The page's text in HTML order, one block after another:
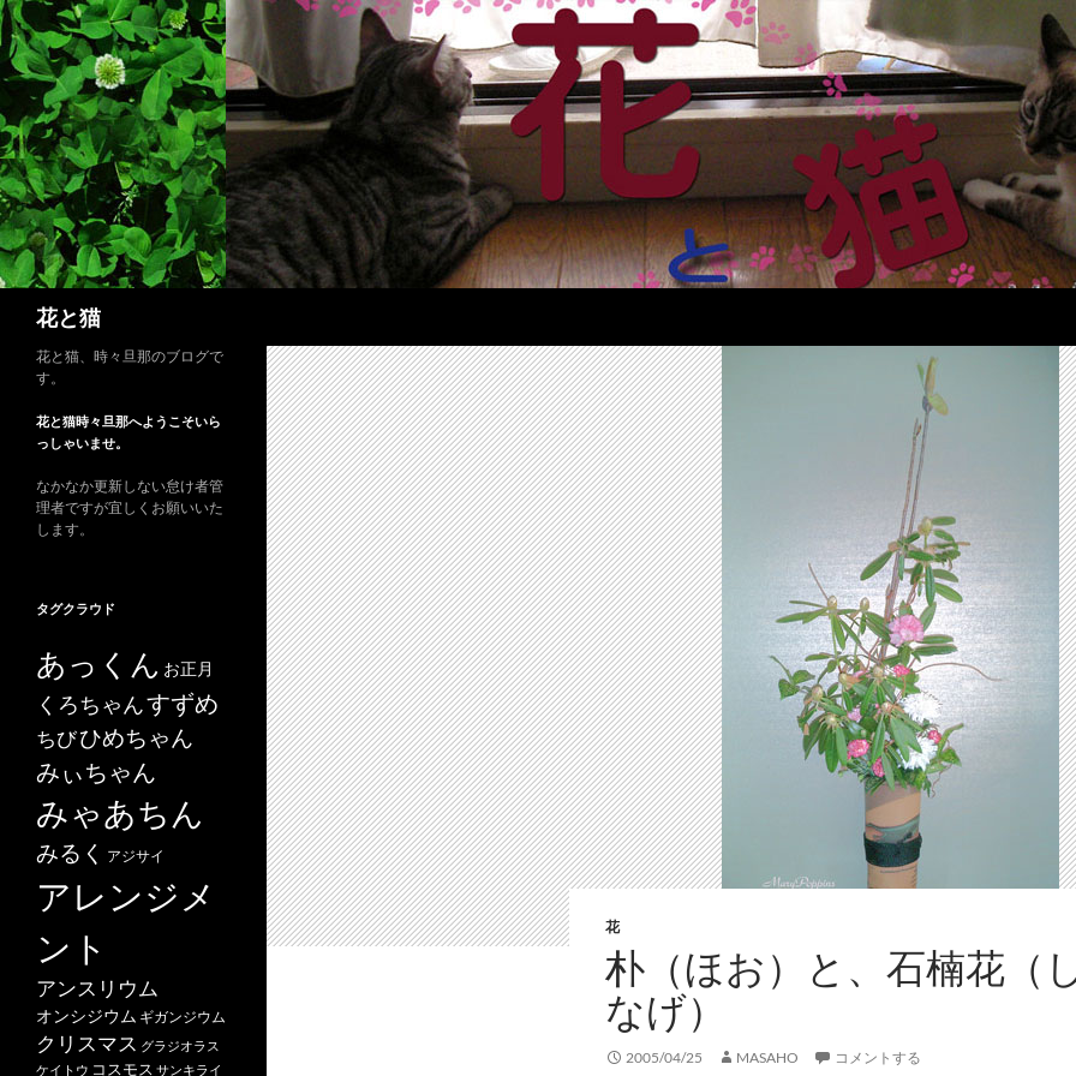
コ
ン
テ
ツ
へ
ス
キ
ッ
プ
花と猫
花
朴（ほお）と、石楠花（
なげ）
2005/04/25 MASAHO コメントする
花と猫、時々旦那のブログで
す。
花と猫時々旦那へようこそいら
っしゃいませ。
なかなか更新しない怠け者管
理者ですが宜しくお願いいた
します。
タグクラウド
あっくん お正月
くろちゃんすずめ
ちびひめちゃん
みぃちゃん
みゃあちん
みるく アジサイ
アレンジメ
ント
アンスリウム
オンシジウム ギガンジウム
クリスマス グラジオラス
ケイトウ コスモス サンキライ